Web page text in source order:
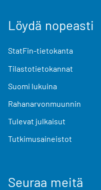
Löydä nopeasti
StatFin-tietokanta
Tilastotietokannat
Suomi lukuina
Rahanarvonmuunnin
Tulevat julkaisut
Tutkimusaineistot
Seuraa meitä